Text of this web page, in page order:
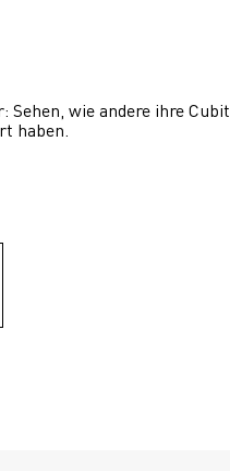
Sehen, wie andere ihre Cubit
haben.